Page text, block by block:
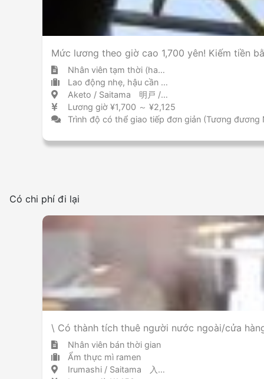
Mức lương theo giờ cao 1,700 yên! Kiếm tiền
Nhân viên tạm thời (hakken)
Lao động nhẹ, hậu cần và tài xế kho hàng / trung tâm giao hàng
Aketo / Saitama 明戸 / 埼玉県
Lương giờ ¥1,700 ～ ¥2,125
Trình độ có thể giao tiếp đơn giản (Tương đương
Có chi phí đi lại
\ Có thành tích thuê người nước ngoài/cửa
Nhân viên bán thời gian
Ẩm thực mì ramen
Irumashi / Saitama 入間市 / 埼玉県